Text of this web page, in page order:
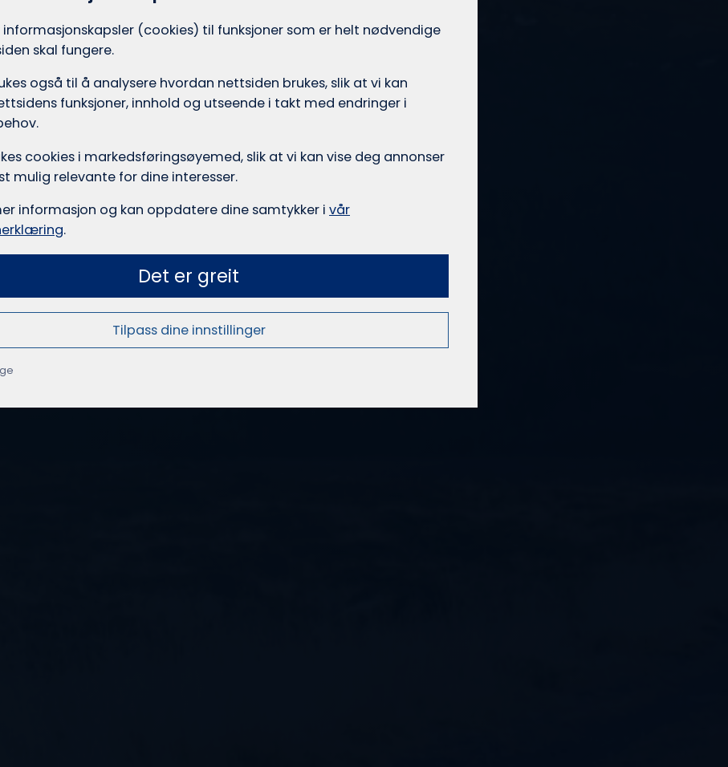
(cookies) til funksjoner som er helt nødvendige
skal fungere.
også til å analysere hvordan nettsiden brukes, slik at vi kan
funksjoner, innhold og utseende i takt med endringer i
cookies i markedsførings­øyemed, slik at vi kan vise deg annonser
mulig relevante for dine interesser.
informasjon og kan oppdatere dine samtykker i vår
.
Det er greit
Tilpass dine innstillinger